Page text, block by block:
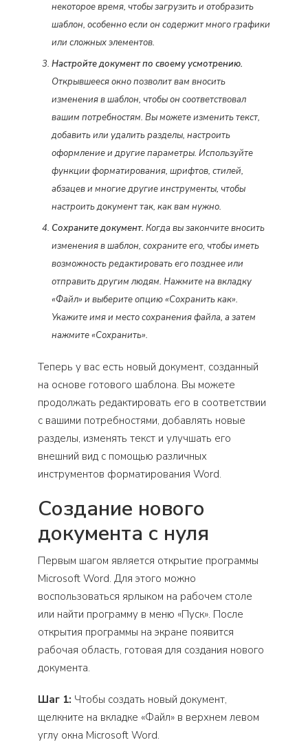
некоторое время, чтобы загрузить и отобразить
шаблон, особенно если он содержит много графики
или сложных элементов.
Настройте документ по своему усмотрению.
Открывшееся окно позволит вам вносить
изменения в шаблон, чтобы он соответствовал
вашим потребностям. Вы можете изменить текст,
добавить или удалить разделы, настроить
оформление и другие параметры. Используйте
функции форматирования, шрифтов, стилей,
абзацев и многие другие инструменты, чтобы
настроить документ так, как вам нужно.
Сохраните документ. Когда вы закончите вносить
изменения в шаблон, сохраните его, чтобы иметь
возможность редактировать его позднее или
отправить другим людям. Нажмите на вкладку
«Файл» и выберите опцию «Сохранить как».
Укажите имя и место сохранения файла, а затем
нажмите «Сохранить».
Теперь у вас есть новый документ, созданный
на основе готового шаблона. Вы можете
продолжать редактировать его в соответствии
с вашими потребностями, добавлять новые
разделы, изменять текст и улучшать его
внешний вид с помощью различных
инструментов форматирования Word.
Создание нового
документа с нуля
Первым шагом является открытие программы
Microsoft Word. Для этого можно
воспользоваться ярлыком на рабочем столе
или найти программу в меню «Пуск». После
открытия программы на экране появится
рабочая область, готовая для создания нового
документа.
Шаг 1: Чтобы создать новый документ,
щелкните на вкладке «Файл» в верхнем левом
углу окна Microsoft Word.